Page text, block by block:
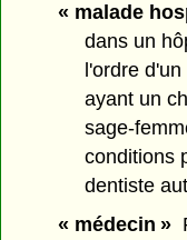
« malade
dans un
l'ordre
ayant un
sage-
conditions
dentiste
« médecin »